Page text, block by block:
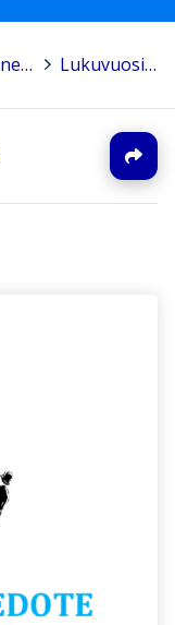
Päivittäinen koulunkäynti > Lukuvuositiedote